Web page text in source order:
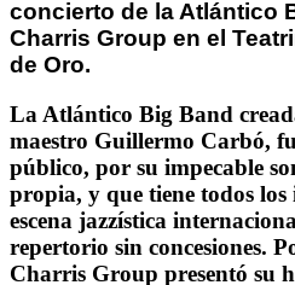
concierto de la Atlántico
Charris Group en el
de Oro.
La Atlántico Big Band
maestro Guillermo Carbó,
público, por su impecable
propia, y que tiene todos los
escena jazzística
repertorio sin concesiones.
Charris Group presentó su